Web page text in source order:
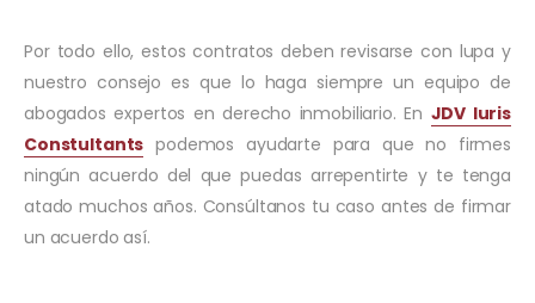
Por todo ello, estos contratos deben revisarse con lupa y
nuestro consejo es que lo haga siempre un equipo de
abogados expertos en derecho inmobiliario. En JDV Iuris
Constultants podemos ayudarte para que no firmes
ningún acuerdo del que puedas arrepentirte y te tenga
atado muchos años. Consúltanos tu caso antes de firmar
un acuerdo así.